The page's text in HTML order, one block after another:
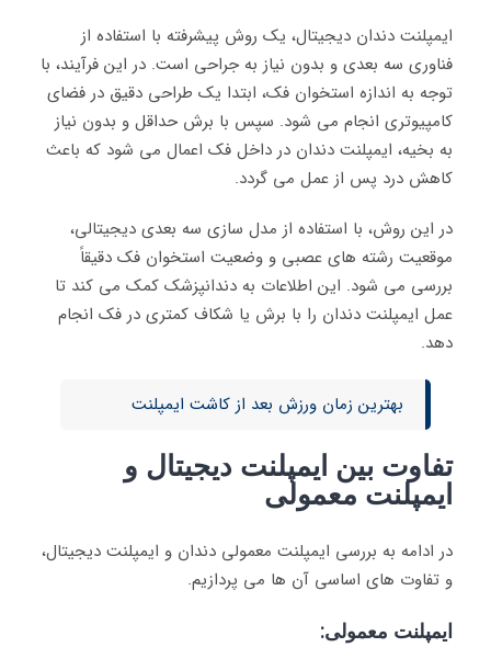
ایمپلنت دندان دیجیتال، یک روش پیشرفته با استفاده از
فناوری سه‌ بعدی و بدون نیاز به جراحی است. در این فرآیند، با
توجه به اندازه استخوان فک، ابتدا یک طراحی دقیق در فضای
کامپیوتری انجام می‌ شود. سپس با برش حداقل و بدون نیاز
به بخیه، ایمپلنت دندان در داخل فک اعمال می‌ شود که باعث
کاهش درد پس از عمل می‌ گردد.
در این روش، با استفاده از مدل‌ سازی سه‌ بعدی دیجیتالی،
موقعیت رشته‌ های عصبی و وضعیت استخوان فک دقیقاً
بررسی می‌ شود. این اطلاعات به دندانپزشک کمک می‌ کند تا
عمل ایمپلنت دندان را با برش یا شکاف کمتری در فک انجام
دهد.
بهترین زمان ورزش بعد از کاشت ایمپلنت
تفاوت بین ایمپلنت دیجیتال و
ایمپلنت معمولی
در ادامه به بررسی ایمپلنت معمولی دندان و ایمپلنت دیجیتال،
و تفاوت های اساسی آن ها می پردازیم.
ایمپلنت معمولی: